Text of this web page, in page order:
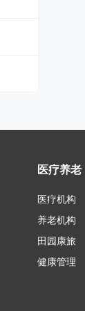
医疗养老
医疗机构
养老机构
田园康旅
健康管理